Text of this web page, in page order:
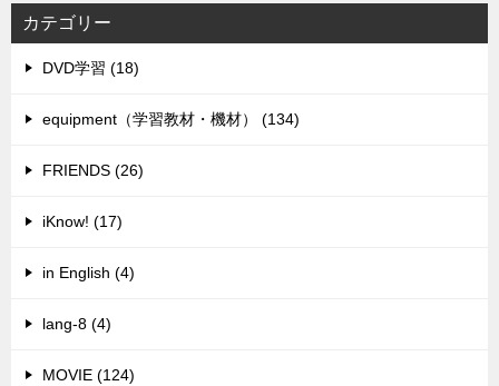
カテゴリー
DVD学習 (18)
equipment（学習教材・機材） (134)
FRIENDS (26)
iKnow! (17)
in English (4)
lang-8 (4)
MOVIE (124)